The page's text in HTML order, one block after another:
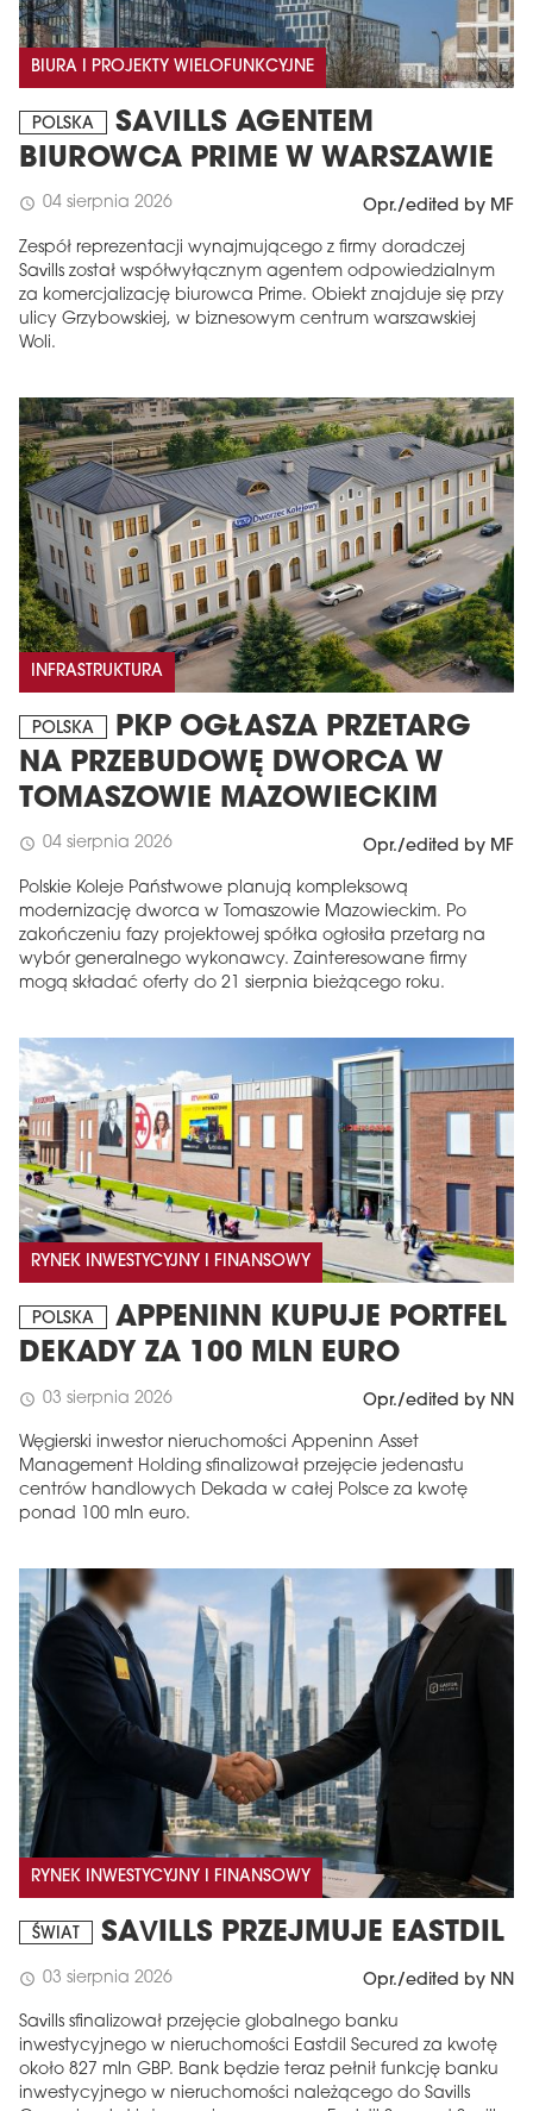
BIURA I PROJEKTY WIELOFUNKCYJNE
POLSKA
SAVILLS AGENTEM
BIUROWCA PRIME W WARSZAWIE
schedule 04 sierpnia 2026 Opr./edited by MF
Zespół reprezentacji wynajmującego z firmy doradczej
Savills został współwyłącznym agentem odpowiedzialnym
za komercjalizację biurowca Prime. Obiekt znajduje się przy
ulicy Grzybowskiej, w biznesowym centrum warszawskiej
Woli.
INFRASTRUKTURA
POLSKA
PKP OGŁASZA PRZETARG
NA PRZEBUDOWĘ DWORCA W
TOMASZOWIE MAZOWIECKIM
schedule 04 sierpnia 2026 Opr./edited by MF
Polskie Koleje Państwowe planują kompleksową
modernizację dworca w Tomaszowie Mazowieckim. Po
zakończeniu fazy projektowej spółka ogłosiła przetarg na
wybór generalnego wykonawcy. Zainteresowane firmy
mogą składać oferty do 21 sierpnia bieżącego roku.
RYNEK INWESTYCYJNY I FINANSOWY
POLSKA
APPENINN KUPUJE PORTFEL
DEKADY ZA 100 MLN EURO
schedule 03 sierpnia 2026 Opr./edited by NN
Węgierski inwestor nieruchomości Appeninn Asset
Management Holding sfinalizował przejęcie jedenastu
centrów handlowych Dekada w całej Polsce za kwotę
ponad 100 mln euro.
RYNEK INWESTYCYJNY I FINANSOWY
ŚWIAT SAVILLS PRZEJMUJE EASTDIL
schedule 03 sierpnia 2026 Opr./edited by NN
Savills sfinalizował przejęcie globalnego banku
inwestycyjnego w nieruchomości Eastdil Secured za kwotę
około 827 mln GBP. Bank będzie teraz pełnił funkcję banku
inwestycyjnego w nieruchomości należącego do Savills